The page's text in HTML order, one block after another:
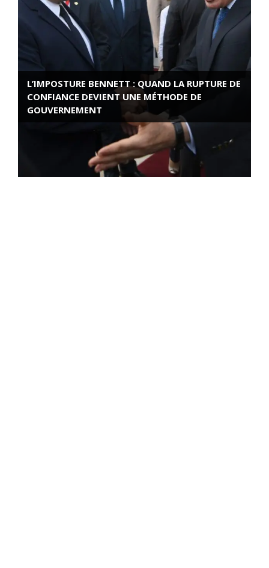
L’IMPOSTURE BENNETT : QUAND LA RUPTURE DE
CONFIANCE DEVIENT UNE MÉTHODE DE
GOUVERNEMENT
ROSE VALLAND, HEROÏNE DE LA RESISTANCE